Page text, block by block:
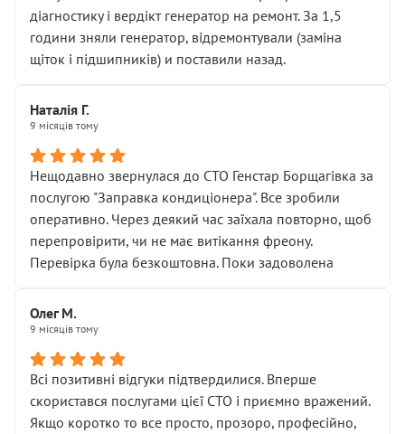
діагностику і вердікт генератор на ремонт. За 1,5
години зняли генератор, відремонтували (заміна
щіток і підшипників) и поставили назад.
Наталія Г.
9 місяців тому
Нещодавно звернулася до СТО Генстар Борщагівка за
послугою "Заправка кондиціонера". Все зробили
оперативно. Через деякий час заїхала повторно, щоб
перепровірити, чи не має витікання фреону.
Перевірка була безкоштовна. Поки задоволена
Олег М.
9 місяців тому
Всі позитивні відгуки підтвердилися. Вперше
скористався послугами цієї СТО і приємно вражений.
Якщо коротко то все просто, прозоро, професійно,